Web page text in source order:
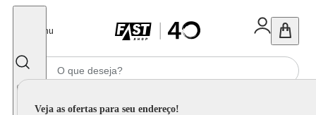
Menu
Veja as ofertas para seu endereço!